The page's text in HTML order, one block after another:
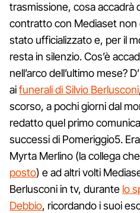
trasmissione, cosa accadrà
contratto con Mediaset non
stato ufficializzato e, per il
resta in silenzio. Cos’è
nell’arco dell’ultimo mese?
aifunerali di Silvio Berlusconi
scorso, a pochi giorni dal
redatto quel primo
successi di Pomeriggio5.
Myrta Merlino (la collega che
posto) e ad altri volti
Berlusconi in tv, durante lo
Debbio, ricordando i suoi